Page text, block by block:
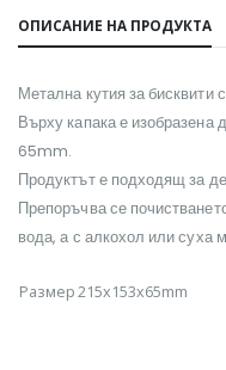
ОПИСАНИЕ НА ПРОДУКТА
Метална кутия за
Върху капака е изобразена
65mm.
Продуктът е подходящ за
Препоръчва се
вода, а с алкохол или суха
Размер215x153x65mm